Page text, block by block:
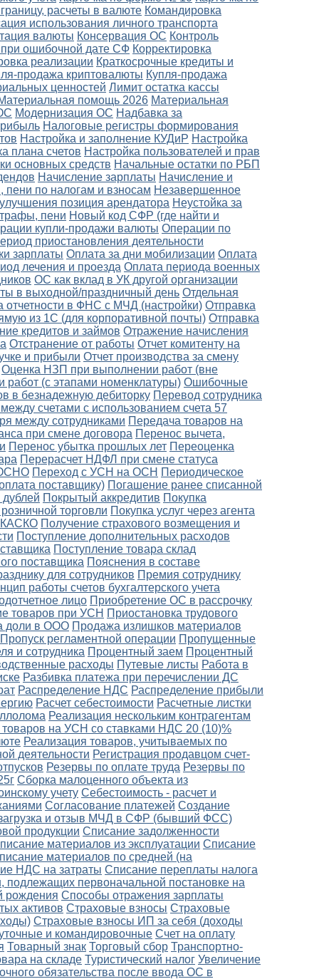
расчеты в валюте Командировка
использования личного транспорта
валюты Консервация ОС Контроль
ошибочной дате СФ Корректировка
реализации Краткосрочные кредиты и
продажа криптовалюты Купля-продажа
ценностей Лимит остатка кассы
помощь 2026 Материальная
Модернизация ОС Надбавка за
Налоговые регистры формирования
Настройка и заполнение КУДиР Настройка
плана счетов Настройка пользователей и прав
основных средств Начальные остатки по РБП
Начисление зарплаты Начисление и
по налогам и взносам Незавершенное
позиция арендатора Неустойка за
пени Новый код СФР (где найти и
купли-продажи валюты Операции по
приостановления деятельности
зарплаты Оплата за дни мобилизации Оплата
лечения и проезда Оплата периода военных
ОС как вклад в УК другой организации
в выходной/праздничный день Отдельная
отчетности в ФНС с МЧД (настройки) Отправка
из 1С (для корпоративной почты) Отправка
кредитов и займов Отражение начисления
Отстранение от работы Отчет комитенту на
и прибыли Отчет производства за смену
Оценка НЗП при выполнении работ (вне
(с этапами номенклатуры) Ошибочные
в безнадежную дебиторку Перевод сотрудника
счетами с использованием счета 57
между сотрудниками Передача товаров на
при смене договора Перенос вычета,
Перенос убытка прошлых лет Переоценка
Перерасчет НДФЛ при смене статуса
Переход с УСН на ОСН Периодическое
поставщику) Погашение ранее списанной
Покрытый аккредитив Покупка
торговли Покупка услуг через агента
КАСКО Получение страхового возмещения и
Поступление дополнительных расходов
Поступление товара склад
поставщика Пояснения в составе
для сотрудников Премия сотруднику
работы счетов бухгалтерского учета
лицо Приобретение ОС в рассрочку
товаров при УСН Приостановка трудового
доли в ООО Продажа излишков материалов
Пропуск регламентной операции Пропущенные
и сотрудника Процентный заем Процентный
расходы Путевые листы Работа в
Разбивка платежа при перечислении ДС
Распределение НДС Распределение прибыли
Расчет себестоимости Расчетные листки
Реализация нескольким контрагентам
товаров на УСН со ставками НДС 20 (10)%
Реализация товаров, учитываемых по
деятельности Регистрация продавцом счет-
Резервы по оплате труда Резервы по
Сборка малоценного объекта из
учету Себестоимость - расчет и
Согласование платежей Создание
и отзыв МЧД в СФР (бывший ФСС)
продукции Списание задолженности
материалов из эксплуатации Списание
материалов по средней (на
НДС на затраты Списание переплаты налога
подлежащих первоначальной постановке на
рождения Способы отражения зарплаты
активов Страховые взносы Страховые
Страховые взносы ИП за себя (доходы
и командировочные Счет на оплату
Товарный знак Торговый сбор Транспортно-
на складе Туристический налог Увеличение
обязательства после ввода ОС в